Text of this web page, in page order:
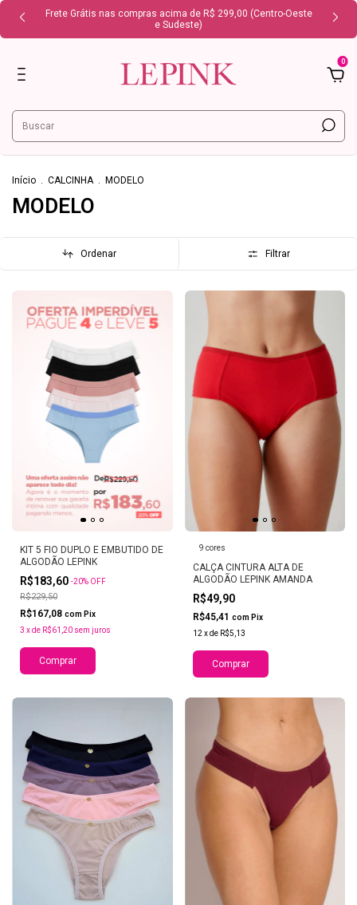
Frete Grátis nas compras acima de R$ 299,00 (Centro-Oeste
e Sudeste)
0
Início . CALCINHA . MODELO
MODELO
Ordenar Filtrar
KIT 5 FIO DUPLO E EMBUTIDO DE
ALGODÃO LEPINK
R$183,60 -20% OFF
R$229,50
R$167,08 com Pix
3 xde R$61,20 sem juros
Comprar
9 cores
CALÇA CINTURA ALTA DE
ALGODÃO LEPINK AMANDA
R$49,90
R$45,41 com Pix
12 xde R$5,13
Comprar